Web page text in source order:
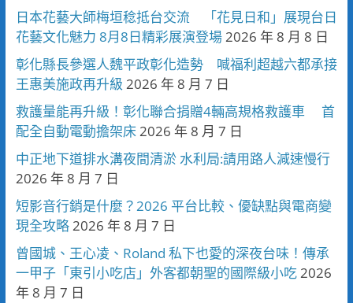
日本花藝大師梅垣稔抵台交流 「花見日和」展現台日
花藝文化魅力 8月8日精彩展演登場2026 年 8 月 8 日
彰化縣長參選人魏平政彰化造勢 喊福利超越六都承接
王惠美施政再升級 2026 年 8 月 7 日
救護量能再升級！彰化聯合捐贈4輛高規格救護車 首
配全自動電動擔架床2026 年 8 月 7 日
中正地下道排水溝夜間清淤 水利局:請用路人減速慢行
2026 年 8 月 7 日
短影音行銷是什麼？2026 平台比較、優缺點與電商變
現全攻略2026 年 8 月 7 日
曾國城、王心凌、Roland 私下也愛的深夜台味！傳承
一甲子「東引小吃店」外客都朝聖的國際級小吃2026
年 8 月 7 日